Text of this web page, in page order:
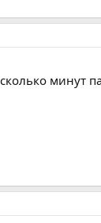
минут